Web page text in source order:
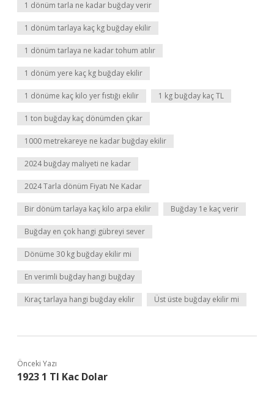
1 dönüm tarla ne kadar buğday verir
1 dönüm tarlaya kaç kg buğday ekilir
1 dönüm tarlaya ne kadar tohum atılır
1 dönüm yere kaç kg buğday ekilir
1 dönüme kaç kilo yer fıstığı ekilir 1 kg buğday kaç TL
1 ton buğday kaç dönümden çıkar
1000 metrekareye ne kadar buğday ekilir
2024 buğday maliyeti ne kadar
2024 Tarla dönüm Fiyatı Ne Kadar
Bir dönüm tarlaya kaç kilo arpa ekilir Buğday 1e kaç verir
Buğday en çok hangi gübreyi sever
Dönüme 30 kg buğday ekilir mi
En verimli buğday hangi buğday
Kıraç tarlaya hangi buğday ekilir Üst üste buğday ekilir mi
Önceki Yazı
1923 1 Tl Kac Dolar